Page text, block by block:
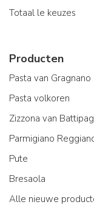
Totaal le keuzes
Producten
Pasta van Gragnano
Pasta volkoren
Zizzona van
Parmigiano
Pute
Bresaola
Alle nieuwe